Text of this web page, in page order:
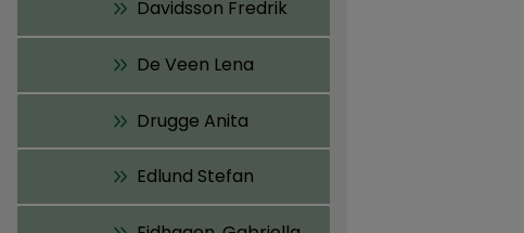
Davidsson Fredrik
De Veen Lena
Drugge Anita
Edlund Stefan